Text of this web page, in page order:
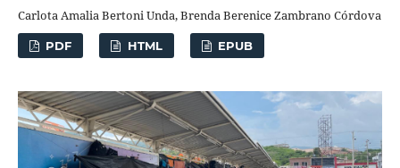
Carlota Amalia Bertoni Unda, Brenda Berenice Zambrano Córdova
PDF HTML EPUB